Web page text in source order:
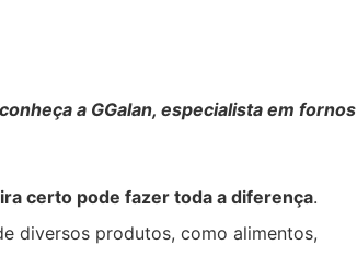
a GGalan, especialista em fornos
certo pode fazer toda a diferença.
diversos produtos, como alimentos,